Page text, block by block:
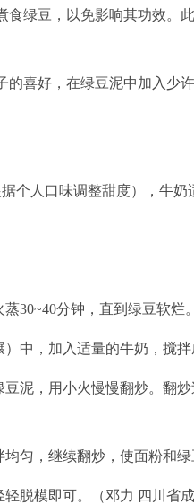
绿豆，以免影响其功效。
喜好，在绿豆泥中加入少
个人口味调整甜度），牛奶
30~40分钟，直到绿豆软烂。
中，加入适量的牛奶，搅拌
泥，用小火慢慢翻炒。翻
匀，继续翻炒，使面粉和绿
脱模即可。（邓力 四川省